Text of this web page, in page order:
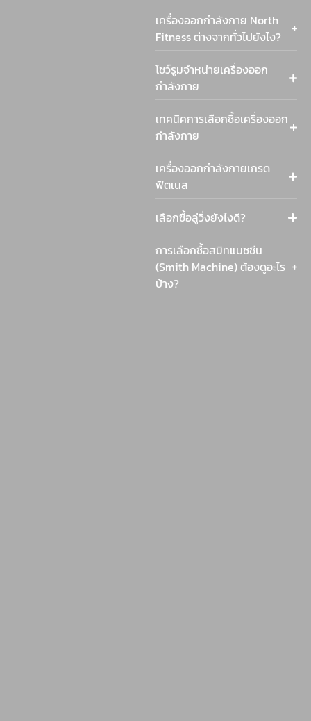
เครื่องออกกำลังกาย North
Fitness ต่างจากทั่วไปยังไง?
โชว์รูมจำหน่ายเครื่องออก
กำลังกาย
เทคนิคการเลือกซื้อเครื่องออก
กำลังกาย
เครื่องออกกำลังกายเกรด
ฟิตเนส
เลือกซื้อลู่วิ่งยังไงดี?
การเลือกซื้อสมิทแมชชีน
(Smith Machine) ต้องดูอะไร
บ้าง?